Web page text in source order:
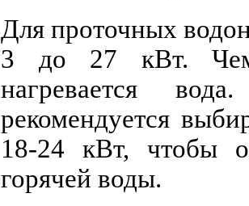
Для проточных
3 до 27 кВт.
нагревается
рекомендуется
18-24 кВт, чтобы
горячей воды.